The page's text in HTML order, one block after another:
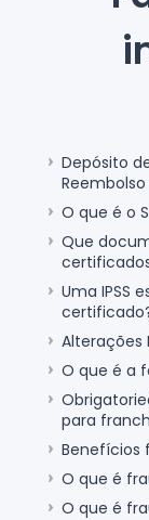
Depósito
Reembolso
O que é o
Que
Uma IPSS
Alterações
O que é a
para
Benefícios
O que é
O que é